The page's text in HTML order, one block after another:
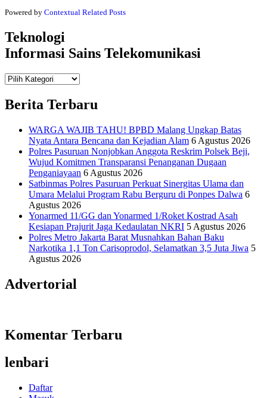
Powered by Contextual Related Posts
Teknologi
Informasi Sains Telekomunikasi
Teknologi
Berita Terbaru
WARGA WAJIB TAHU! BPBD Malang Ungkap Batas
Nyata Antara Bencana dan Kejadian Alam 6 Agustus 2026
Polres Pasuruan Nonjobkan Anggota Reskrim Polsek Beji,
Wujud Komitmen Transparansi Penanganan Dugaan
Penganiayaan 6 Agustus 2026
Satbinmas Polres Pasuruan Perkuat Sinergitas Ulama dan
Umara Melalui Program Rabu Berguru di Ponpes Dalwa 6
Agustus 2026
Yonarmed 11/GG dan Yonarmed 1/Roket Kostrad Asah
Kesiapan Prajurit Jaga Kedaulatan NKRI 5 Agustus 2026
Polres Metro Jakarta Barat Musnahkan Bahan Baku
Narkotika 1,1 Ton Carisoprodol, Selamatkan 3,5 Juta Jiwa 5
Agustus 2026
Advertorial
Komentar Terbaru
lenbari
Daftar